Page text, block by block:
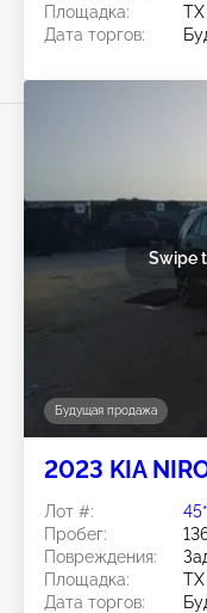
Площадка:
Дата торгов:
Будущая продажа
Swipe
2023 KIA
Лот #:
Пробег:
Повреждения:
Площадка:
Дата торгов: